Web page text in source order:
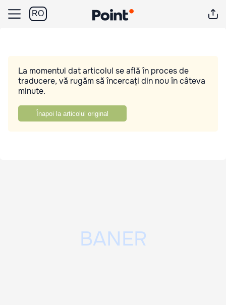
RO
La momentul dat articolul se află în proces de
traducere, vă rugăm să încercați din nou în câteva
minute.
Înapoi la articolul original